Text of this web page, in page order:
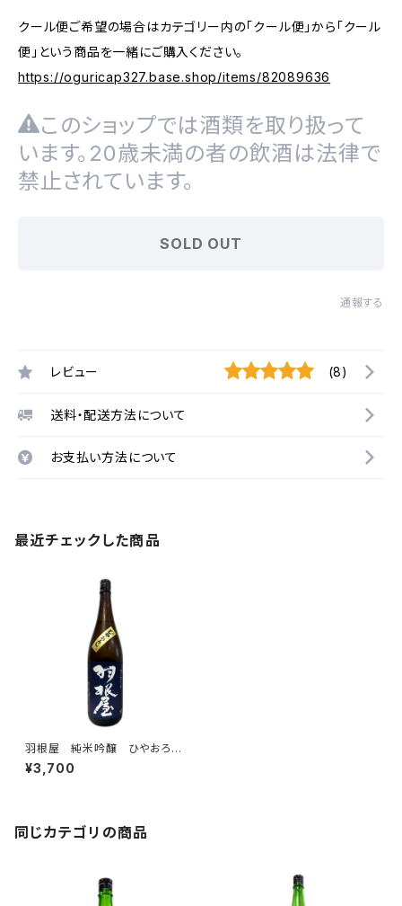
クール便ご希望の場合はカテゴリー内の「クール便」から「クール
便」という商品を一緒にご購入ください。
https://oguricap327.base.shop/items/82089636
このショップでは酒類を取り扱って
います。20歳未満の者の飲酒は法律で
禁止されています。
SOLD OUT
通報する
レビュー (8)
送料・配送方法について
お支払い方法について
最近チェックした商品
羽根屋 純米吟醸 ひやおろ
し 1800ml
¥3,700
同じカテゴリの商品